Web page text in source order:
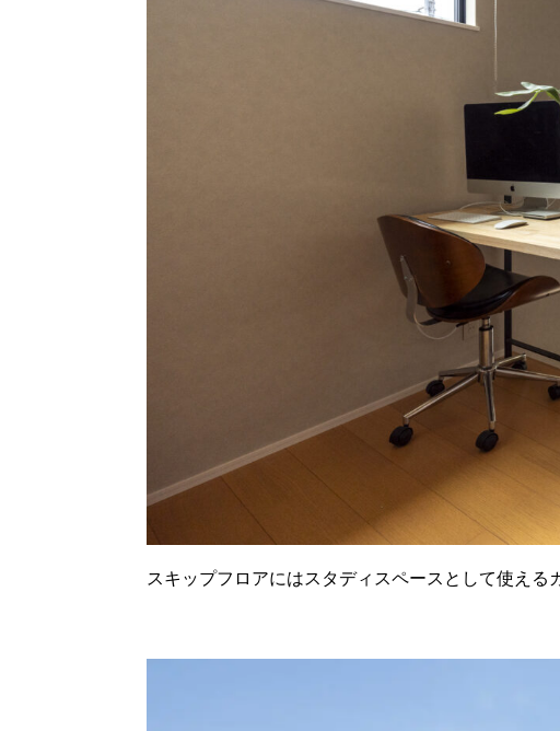
スキップフロアにはスタディスペースとして使える